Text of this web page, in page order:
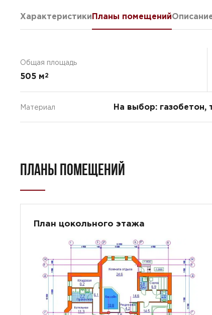
ХарактеристикиПланы помещений
Общая площадь
505 м2
Материал На выбор: газобетон,
ПЛАНЫ ПОМЕЩЕНИЙ
План цокольного этажа